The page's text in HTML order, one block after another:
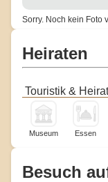
Sorry. Noch kein Foto
Heiraten
Touristik &
Museum Essen
Besuch